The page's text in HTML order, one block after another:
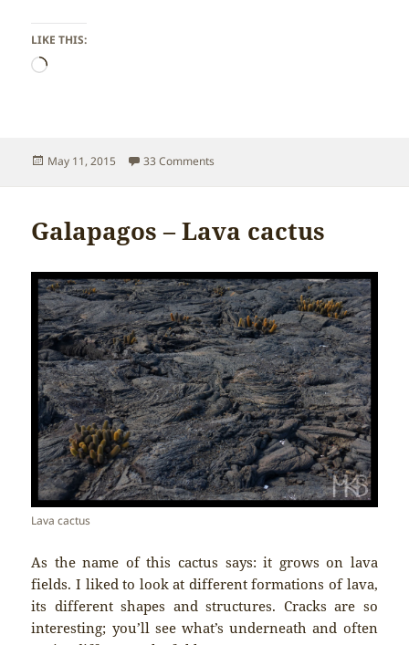
LIKE THIS:
Loading…
Posted
May 11, 2015 33 Comments
Galapagos – Lava cactus
Lava cactus
As the name of this cactus says: it grows on lava
fields. I liked to look at different formations of lava,
its different shapes and structures. Cracks are so
interesting; you’ll see what’s underneath and often